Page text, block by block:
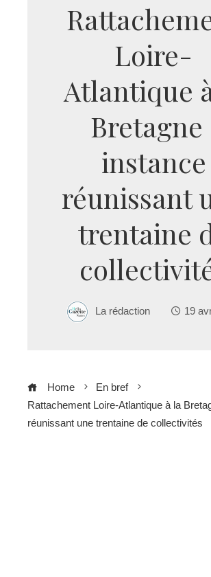
Loire-
Atlantique
Bretagne
instance
réunissant
trentaine
La rédaction 19
Home
En bref
Rattachement Loire-Atlantique à la
réunissant une trentaine de collectivités